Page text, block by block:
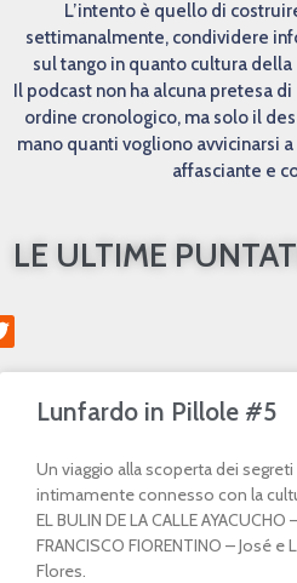
L’intento è quello di
settimanalmente, condividere
sul tango in quanto cultura
Il podcast non ha alcuna pretesa
ordine cronologico, ma solo il
mano quanti vogliono avvicinarsi
affasciante e
LE ULTIME
Lunfardo in Pillole #5
Un viaggio alla scoperta dei segreti
intimamente connesso con la
EL BULIN DE LA CALLE
FRANCISCO FIORENTINO – José
Flores.